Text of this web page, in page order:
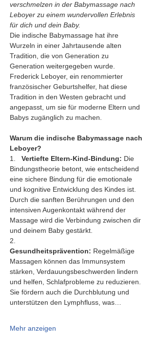
verschmelzen in der Babymassage nach
Leboyer zu einem wundervollen Erlebnis
für dich und dein Baby.
Die indische Babymassage hat ihre
Wurzeln in einer Jahrtausende alten
Tradition, die von Generation zu
Generation weitergegeben wurde.
Frederick Leboyer, ein renommierter
französischer Geburtshelfer, hat diese
Tradition in den Westen gebracht und
angepasst, um sie für moderne Eltern und
Babys zugänglich zu machen.
Warum die indische Babymassage nach
Leboyer?
1. Vertiefte Eltern-Kind-Bindung: Die
Bindungstheorie betont, wie entscheidend
eine sichere Bindung für die emotionale
und kognitive Entwicklung des Kindes ist.
Durch die sanften Berührungen und den
intensiven Augenkontakt während der
Massage wird die Verbindung zwischen dir
und deinem Baby gestärkt.
2.
Gesundheitsprävention: Regelmäßige
Massagen können das Immunsystem
stärken, Verdauungsbeschwerden lindern
und helfen, Schlafprobleme zu reduzieren.
Sie fördern auch die Durchblutung und
unterstützen den Lymphfluss, was…
Mehr anzeigen